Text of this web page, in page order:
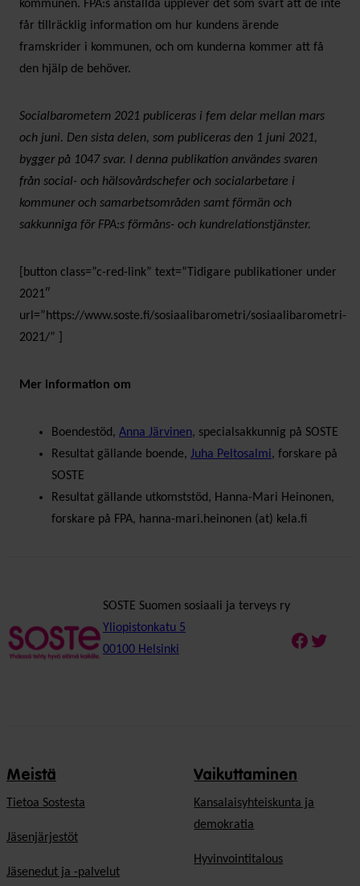
kommunen. FPA:s anställda upplever det som svårt att de inte
får tillräcklig information om hur kundens ärende
framskrider i kommunen, och om kunderna kommer att få
den hjälp de behöver.
Socialbarometern 2021 publiceras i fem delar mellan mars
och juni. Den sista delen, som publiceras den 1 juni 2021,
bygger på 1047 svar. I denna publikation användes svaren
från social- och hälsovårdschefer och socialarbetare i
kommuner och samarbetsområden samt förmän och
sakkunniga för FPA:s förmåns- och kundrelationstjänster.
[button class=”c-red-link” text=”Tidigare publikationer under
2021″
url=”https://www.soste.fi/sosiaalibarometri/sosiaalibarometri-
2021/” ]
Mer information om
Boendestöd, Anna Järvinen, specialsakkunnig på SOSTE
Resultat gällande boende, Juha Peltosalmi, forskare på
SOSTE
Resultat gällande utkomststöd, Hanna-Mari Heinonen,
forskare på FPA, hanna-mari.heinonen (at) kela.fi
SOSTE Suomen sosiaali ja terveys ry
Yliopistonkatu 5
00100 Helsinki
Meistä
Tietoa Sostesta
Jäsenjärjestöt
Jäsenedut ja -palvelut
Vaikuttaminen
Kansalaisyhteiskunta ja
demokratia
Hyvinvointitalous